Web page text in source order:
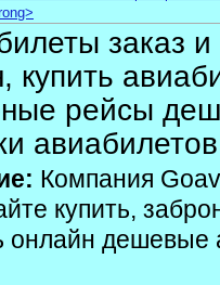
заказ
купить
рейсы
авиабилетов
Компания
купить,
онлайн дешевые